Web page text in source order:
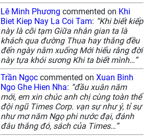
Lê Minh Phương commented on Khi
Biet Kiep Nay La Coi Tam: “Khi biết kiếp
này là cõi tạm Giữa nhân gian ta là
khách qua đường Thua hay thắng đều
đến ngày nằm xuống Mới hiểu rằng đời
này tựa khói sương Khi ta biết mình…”
Trần Ngọc commented on Xuan Binh
Ngo Ghe Hien Nha: “đầu xuân năm
mới, em xin chúc anh chị cùng toàn thể
đội ngũ Times Corp. vạn sự như ý, tỉ sự
như mơ năm Ngọ phi nước đại, đánh
đâu thắng đó, sách của Times…”